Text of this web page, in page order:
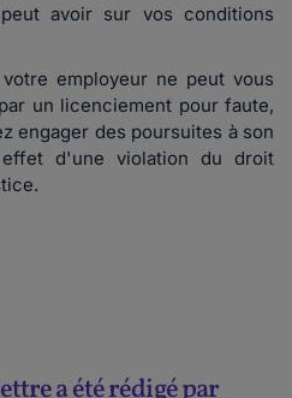
avoir sur vos conditions
employeur ne peut vous
un licenciement pour faute,
engager des poursuites à son
d'une violation du droit
.
a été rédigé par